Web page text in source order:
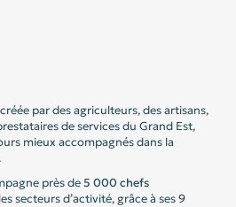
par des agriculteurs, des artisans,
de services du Grand Est,
mieux accompagnés dans la
près de5 000 chefs
secteurs d’activité, grâce à ses 9